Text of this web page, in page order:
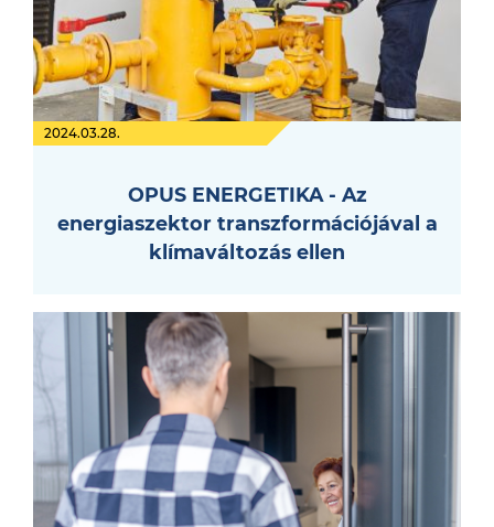
2024.03.28.
OPUS ENERGETIKA - Az
energiaszektor transzformációjával a
klímaváltozás ellen